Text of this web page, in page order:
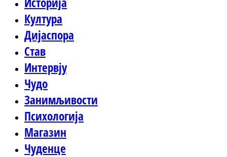
Култура
Дијаспора
Став
Интервју
Чудо
Занимљивости
Психологија
Магазин
Чуденце